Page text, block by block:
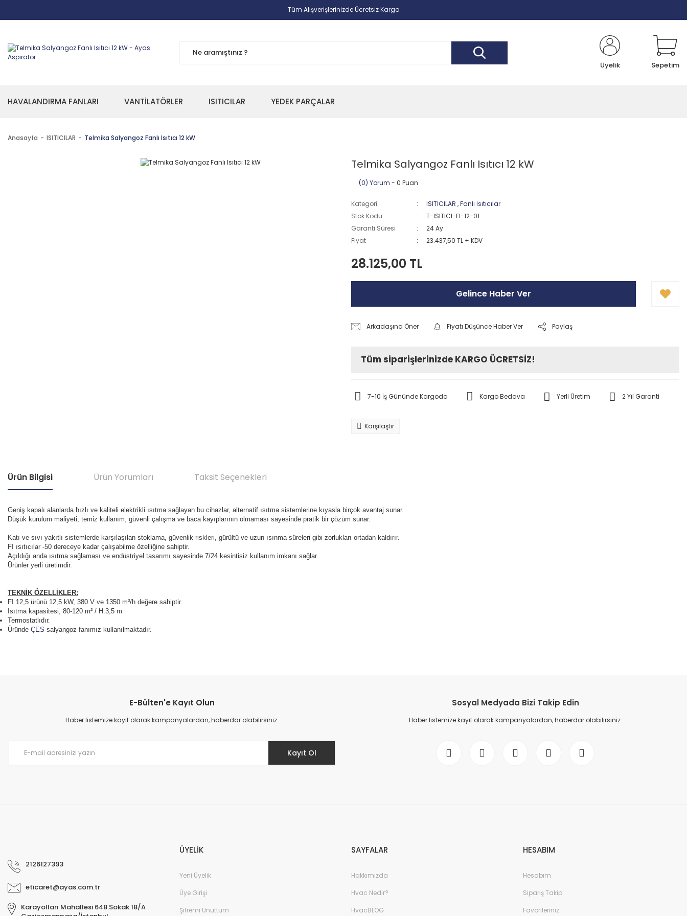
Tüm Alışverişlerinizde Ücretsiz Kargo
Üyelik Sepetim
HAVALANDIRMA FANLARI VANTİLATÖRLER ISITICILAR YEDEK PARÇALAR
Anasayfa ISITICILAR Telmika Salyangoz Fanlı Isıtıcı 12 kW
Telmika Salyangoz Fanlı Isıtıcı 12 kW
(0) Yorum - 0 Puan
Kategori ISITICILAR ,Fanlı Isıtıcılar
Stok Kodu
T-ISITICI-FI-12-01
Garanti Süresi
24 Ay
Fiyat
23.437,50 TL + KDV
28.125,00 TL
Gelince Haber Ver
Arkadaşına Öner Fiyatı Düşünce Haber Ver Paylaş
Tüm siparişlerinizde KARGO ÜCRETSİZ!
7-10 İş Gününde Kargoda Kargo Bedava Yerli Üretim 2 Yıl Garanti
Karşılaştır
Ürün Bilgisi Ürün Yorumları Taksit Seçenekleri
Geniş kapalı alanlarda hızlı ve kaliteli elektrikli ısıtma sağlayan bu cihazlar, alternatif ısıtma sistemlerine kıyasla birçok avantaj sunar.
Düşük kurulum maliyeti, temiz kullanım, güvenli çalışma ve baca kayıplarının olmaması sayesinde pratik bir çözüm sunar.
Katı ve sıvı yakıtlı sistemlerde karşılaşılan stoklama, güvenlik riskleri, gürültü ve uzun ısınma süreleri gibi zorlukları ortadan kaldırır.
FI ısıtıcılar -50 dereceye kadar çalışabilme özelliğine sahiptir.
Açıldığı anda ısıtma sağlaması ve endüstriyel tasarımı sayesinde 7/24 kesintisiz kullanım imkanı sağlar.
Ürünler yerli üretimdir.
TEKNİK ÖZELLİKLER:
FI 12,5 ürünü 12,5 kW, 380 V ve 1350 m³/h değere sahiptir.
Isıtma kapasitesi, 80-120 m² / H:3,5 m
Termostatlıdır.
Üründe ÇES salyangoz fanımız kullanılmaktadır.
E-Bülten'e Kayıt Olun
Haber listemize kayıt olarak kampanyalardan, haberdar olabilirsiniz.
Kayıt Ol
Sosyal Medyada Bizi Takip Edin
Haber listemize kayıt olarak kampanyalardan, haberdar olabilirsiniz.
2126127393
eticaret@ayas.com.tr
Karayolları Mahallesi 648.Sokak 18/A
ÜYELİK
Yeni Üyelik
Üye Girişi
Şifremi Unuttum
SAYFALAR
Hakkımızda
Hvac Nedir?
HvacBLOG
HESABIM
Hesabım
Sipariş Takip
Favorileriniz